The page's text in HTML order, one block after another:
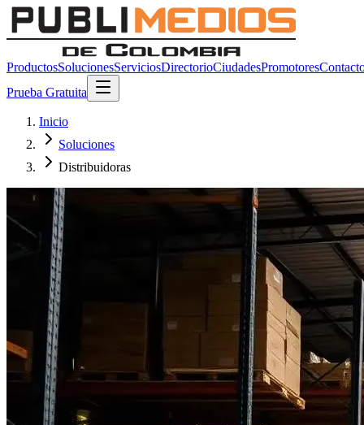
ProductosSolucionesServiciosDirectorioCiudadesPromotores
Prueba Gratuita
Inicio
Soluciones
Distribuidoras